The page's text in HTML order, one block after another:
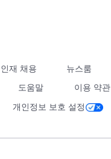
인재 채용 뉴스룸
도움말 이용 약관
개인정보 보호 설정